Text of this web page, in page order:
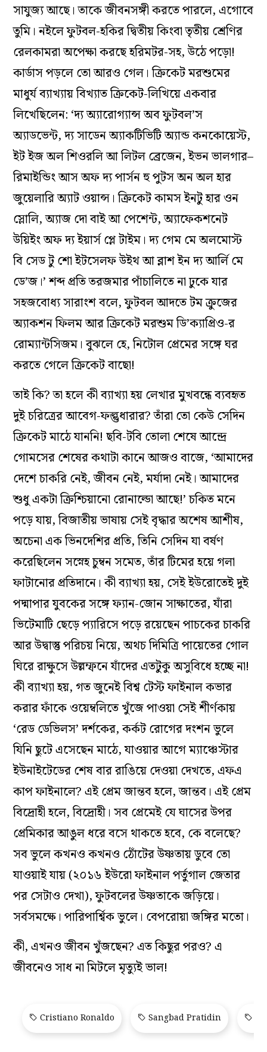
সাযুজ‌্য আছে। তাকে জীবনসঙ্গী করতে পারলে, এগোবে
তুমি। নইলে ফুটবল-হকির দ্বিতীয় কিংবা তৃতীয় শ্রেণির
রেলকামরা অপেক্ষা করছে হরিমটর-সহ, উঠে পড়ো!
কার্ডাস পড়লে তো আরও গেল। ক্রিকেট মরশুমের
মাধুর্য ব‌্যাখ‌্যায় বিখ‌্যাত ক্রিকেট-লিখিয়ে একবার
লিখেছিলেন: ‘দ‌্য অ‌্যারোগ‌্যান্স অব ফুটবল’স
অ‌্যাডভেন্ট, দ‌্য সাডেন অ‌্যাকটিভিটি অ‌্যান্ড কনকোয়েস্ট,
ইট ইজ অল শিওরলি আ লিটল ব্রেজেন, ইভন ভালগার–
রিমাইন্ডিং আস অফ দ‌্য পার্সন হু পুটস অন অল হার
জুয়েলারি অ‌্যাট ওয়ান্স। ক্রিকেট কামস ইনটু হার ওন
স্লোলি, অ‌্যাজ দো বাই আ পেশেন্ট, অ‌্যাফেকশনেট
উয়িইং অফ দ‌্য ইয়ার্স প্লে টাইম। দ‌্য গেম মে অলমোস্ট
বি সেড টু শো ইটসেলফ উইথ আ ব্লাশ ইন দ‌্য আর্লি মে
ডে’জ।’ শব্দ প্রতি তরজমার পাঁচালিতে না ঢুকে যার
সহজবোধ‌্য সারাংশ বলে, ফুটবল আদতে টম ক্রুজের
অ‌্যাকশন ফিলম আর ক্রিকেট মরশুম ডি’ক‌্যাপ্রিও-র
রোম‌্যান্টসিজম। বুঝলে হে, নিটোল প্রেমের সঙ্গে ঘর
করতে গেলে ক্রিকেট বাছো!
তাই কি? তা হলে কী ব‌্যাখ‌্যা হয় লেখার মুখবন্ধে ব‌্যবহৃত
দুই চরিত্রের আবেগ-ফল্গুধারার? তাঁরা তো কেউ সেদিন
ক্রিকেট মাঠে যাননি! ছবি-টবি তোলা শেষে আন্দ্রে
গোমসের শেষের কথাটা কানে আজও বাজে, ‘আমাদের
দেশে চাকরি নেই, জীবন নেই, মর্যাদা নেই। আমাদের
শুধু একটা ক্রিশ্চিয়ানো রোনাল্ডো আছে!’ চকিত মনে
পড়ে যায়, বিজাতীয় ভাষায় সেই বৃদ্ধার অশেষ আশীষ,
অচেনা এক ভিনদেশির প্রতি, তিনি সেদিন যা বর্ষণ
করেছিলেন সস্নেহ চুম্বন সমেত, তাঁর টিমের হয়ে গলা
ফাটানোর প্রতিদানে। কী ব‌্যাখ‌্যা হয়, সেই ইউরোতেই দুই
পদ্মাপার যুবকের সঙ্গে ফ‌্যান-জোন সাক্ষাতের, যাঁরা
ভিটেমাটি ছেড়ে প‌্যারিসে পড়ে রয়েছেন পাচকের চাকরি
আর উদ্বাস্তু পরিচয় নিয়ে, অথচ দিমিত্রি পায়েতের গোল
ঘিরে রাক্ষুসে উল্লম্ফনে যাঁদের এতটুকু অসুবিধে হচ্ছে না!
কী ব‌্যাখ‌্যা হয়, গত জুনেই বিশ্ব টেস্ট ফাইনাল কভার
করার ফাঁকে ওয়েম্বলিতে খুঁজে পাওয়া সেই শীর্ণকায়
‘রেড ডেভিলস’ দর্শকের, কর্কট রোগের দংশন ভুলে
যিনি ছুটে এসেছেন মাঠে, যাওয়ার আগে ম‌্যাঞ্চেস্টার
ইউনাইটেডের শেষ বার রাঙিয়ে দেওয়া দেখতে, এফএ
কাপ ফাইনালে? এই প্রেম জান্তব হলে, জান্তব। এই প্রেম
বিদ্রোহী হলে, বিদ্রোহী। সব প্রেমেই যে ঘাসের উপর
প্রেমিকার আঙুল ধরে বসে থাকতে হবে, কে বলেছে?
সব ভুলে কখনও কখনও ঠোঁটের উষ্ণতায় ডুবে তো
যাওয়াই যায় (২০১৬ ইউরো ফাইনাল পর্তুগাল জেতার
পর সেটাও দেখা), ফুটবলের উষ্ণতাকে জড়িয়ে।
সর্বসমক্ষে। পারিপার্শ্বিক ভুলে। বেপরোয়া জঙ্গির মতো।
কী, এখনও জীবন খুঁজছেন? এত কিছুর পরও? এ
জীবনেও সাধ না মিটলে মৃ‌ত‌্যুই ভাল!
Cristiano Ronaldo Sangbad Pratidin